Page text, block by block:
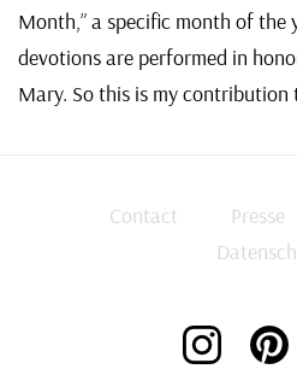
Month,” a specific month of the
devotions are performed in
Mary. So this is my contribution
Contact Presse